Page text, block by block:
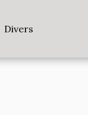
Divers